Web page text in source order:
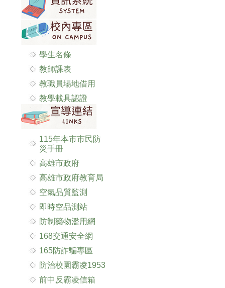
學生名條
教師課表
教職員場地借用
教學載具認證
115年本市市民防
災手冊
高雄市政府
高雄市政府教育局
空氣品質監測
即時空品測站
防制藥物濫用網
168交通安全網
165防詐騙專區
防治校園霸凌1953
前中反霸凌信箱